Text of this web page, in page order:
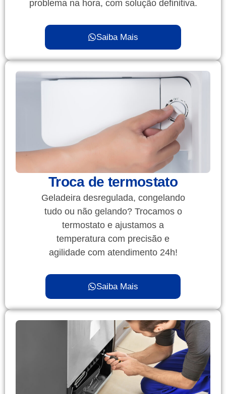
problema na hora, com solução definitiva.
Saiba Mais
Troca de termostato
Geladeira desregulada, congelando
tudo ou não gelando? Trocamos o
termostato e ajustamos a
temperatura com precisão e
agilidade com atendimento 24h!
Saiba Mais